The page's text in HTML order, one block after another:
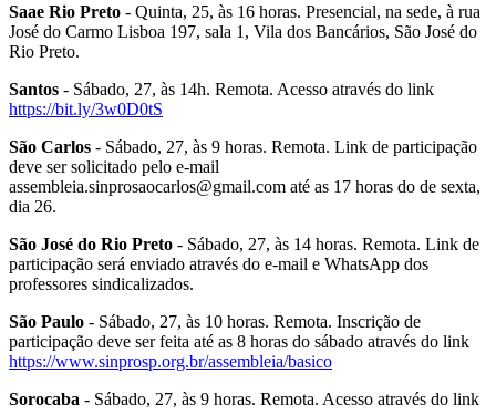
Saae Rio Preto - Quinta, 25, às 16 horas. Presencial, na sede, à rua
José do Carmo Lisboa 197, sala 1, Vila dos Bancários, São José do
Rio Preto.
Santos - Sábado, 27, às 14h. Remota. Acesso através do link
https://bit.ly/3w0D0tS
São Carlos - Sábado, 27, às 9 horas. Remota. Link de participação
deve ser solicitado pelo e-mail
assembleia.sinprosaocarlos@gmail.com até as 17 horas do de sexta,
dia 26.
São José do Rio Preto - Sábado, 27, às 14 horas. Remota. Link de
participação será enviado através do e-mail e WhatsApp dos
professores sindicalizados.
São Paulo - Sábado, 27, às 10 horas. Remota. Inscrição de
participação deve ser feita até as 8 horas do sábado através do link
https://www.sinprosp.org.br/assembleia/basico
Sorocaba - Sábado, 27, às 9 horas. Remota. Acesso através do link